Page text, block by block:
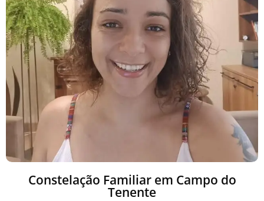
Constelação Familiar em Campo do
Tenente